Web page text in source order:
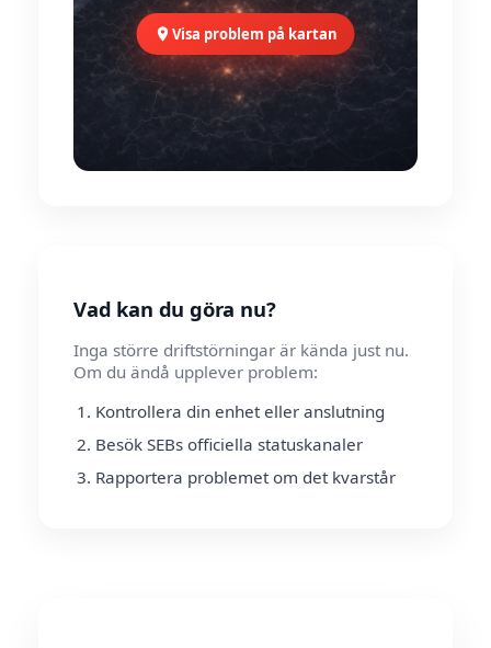
Visa problem på kartan
Vad kan du göra nu?
Inga större driftstörningar är kända just nu.
Om du ändå upplever problem:
Kontrollera din enhet eller anslutning
Besök SEBs officiella statuskanaler
Rapportera problemet om det kvarstår